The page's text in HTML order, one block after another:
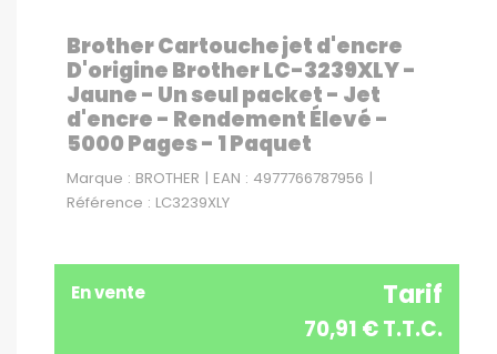
Brother Cartouche jet d'encre
D'origine Brother LC-3239XLY -
Jaune - Un seul packet - Jet
d'encre - Rendement Élevé -
5000 Pages - 1 Paquet
Marque : BROTHER | EAN : 4977766787956 |
Référence : LC3239XLY
En vente Tarif
70,91 € T.T.C.